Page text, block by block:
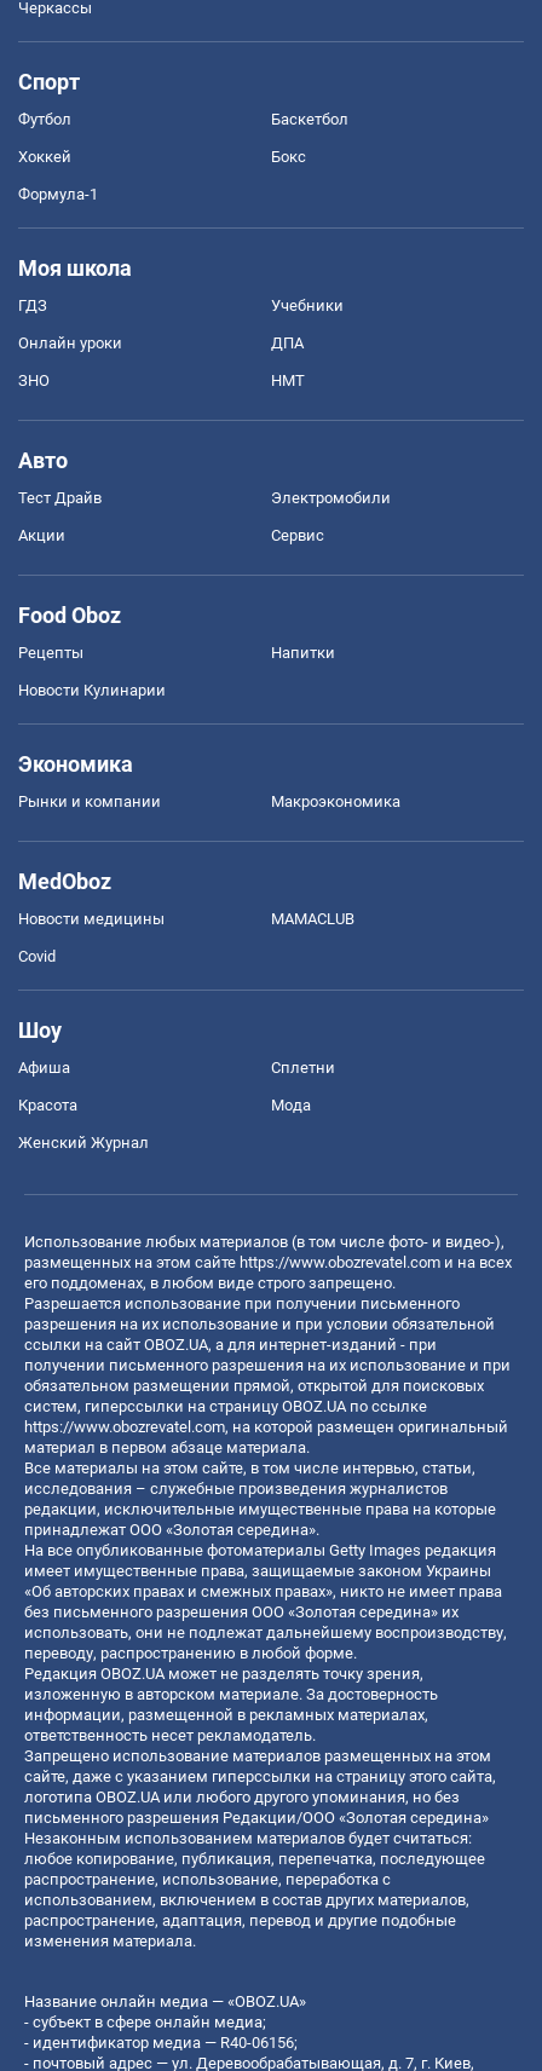
Черкассы
Спорт
Футбол Баскетбол
Хоккей Бокс
Формула-1
Моя школа
ГДЗ Учебники
Онлайн уроки ДПА
ЗНО НМТ
Авто
Тест Драйв Электромобили
Акции Сервис
Food Oboz
Рецепты Напитки
Новости Кулинарии
Экономика
Рынки и компании Mакроэкономика
MedOboz
Новости медицины MAMACLUB
Covid
Шоу
Афиша Сплетни
Красота Мода
Женский Журнал
Использование любых материалов (в том числе фото- и видео-),
размещенных на этом сайте https://www.obozrevatel.com и на всех
его поддоменах, в любом виде строго запрещено.
Разрешается использование при получении письменного
разрешения на их использование и при условии обязательной
ссылки на сайт OBOZ.UA, а для интернет-изданий - при
получении письменного разрешения на их использование и при
обязательном размещении прямой, открытой для поисковых
систем, гиперссылки на страницу OBOZ.UA по ссылке
https://www.obozrevatel.com, на которой размещен оригинальный
материал в первом абзаце материала.
Все материалы на этом сайте, в том числе интервью, статьи,
исследования – служебные произведения журналистов
редакции, исключительные имущественные права на которые
принадлежат ООО «Золотая середина».
На все опубликованные фотоматериалы Getty Images редакция
имеет имущественные права, защищаемые законом Украины
«Об авторских правах и смежных правах», никто не имеет права
без письменного разрешения ООО «Золотая середина» их
использовать, они не подлежат дальнейшему воспроизводству,
переводу, распространению в любой форме.
Редакция OBOZ.UA может не разделять точку зрения,
изложенную в авторском материале. За достоверность
информации, размещенной в рекламных материалах,
ответственность несет рекламодатель.
Запрещено использование материалов размещенных на этом
сайте, даже с указанием гиперссылки на страницу этого сайта,
логотипа OBOZ.UA или любого другого упоминания, но без
письменного разрешения Редакции/ООО «Золотая середина»
Незаконным использованием материалов будет считаться:
любое копирование, публикация, перепечатка, последующее
распространение, использование, переработка с
использованием, включением в состав других материалов,
распространение, адаптация, перевод и другие подобные
изменения материала.
Название онлайн медиа — «OBOZ.UA»
- субъект в сфере онлайн медиа;
- идентификатор медиа — R40-06156;
- почтовый адрес — ул. Деревообрабатывающая, д. 7, г. Киев,